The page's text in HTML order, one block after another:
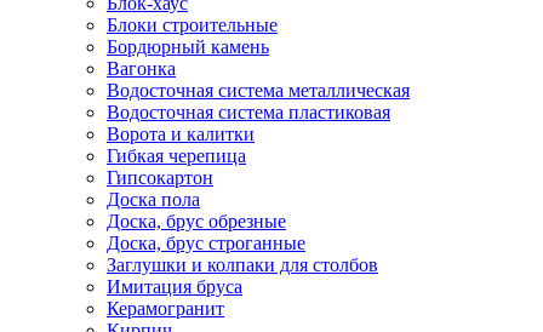
Блоки строительные
Бордюрный камень
Вагонка
Водосточная система металлическая
Водосточная система пластиковая
Ворота и калитки
Гибкая черепица
Гипсокартон
Доска пола
Доска, брус обрезные
Доска, брус строганные
Заглушки и колпаки для столбов
Имитация бруса
Керамогранит